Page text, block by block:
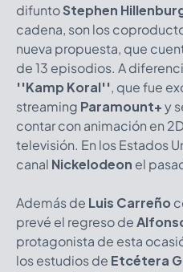
difuntoStephen
cadena, son los
nueva propuesta, que
de 13 episodios. A
''Kamp Koral'', que fue
streaming Paramount+y
contar con animación en
televisión. En los Estados
canal Nickelodeon el
Además de Luis Carreño
prevé el regreso de
protagonista de esta
los estudios de Etcétera